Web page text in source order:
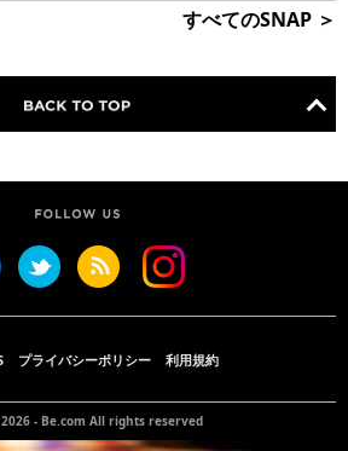
すべてのSNAP ＞
プライバシーポリシー 利用規約
- Be.com All rights reserved